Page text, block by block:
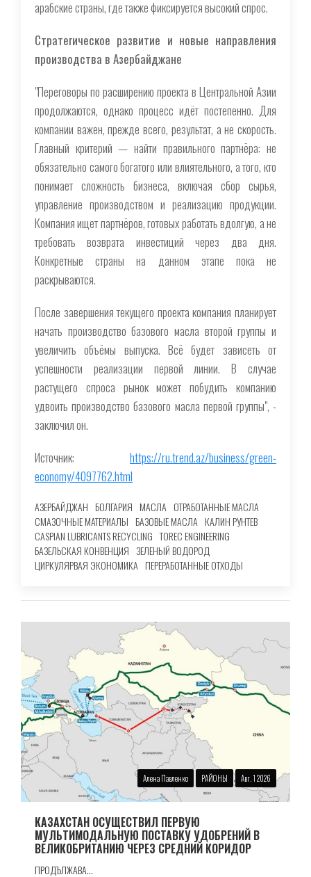
арабские страны, где также фиксируется высокий спрос.
Стратегическое развитие и новые направления
производства в Азербайджане
"Переговоры по расширению проекта в Центральной Азии
продолжаются, однако процесс идёт постепенно. Для
компании важен, прежде всего, результат, а не скорость.
Главный критерий — найти правильного партнёра: не
обязательно самого богатого или влиятельного, а того, кто
понимает сложность бизнеса, включая сбор сырья,
управление производством и реализацию продукции.
Компания ищет партнёров, готовых работать вдолгую, а не
требовать возврата инвестиций через два дня.
Конкретные страны на данном этапе пока не
раскрываются.
После завершения текущего проекта компания планирует
начать производство базового масла второй группы и
увеличить объёмы выпуска. Всё будет зависеть от
успешности реализации первой линии. В случае
растущего спроса рынок может побудить компанию
удвоить производство базового масла первой группы", -
заключил он.
Источник: https://ru.trend.az/business/green-
economy/4097762.html
АЗЕРБАЙДЖАН БОЛГАРИЯ МАСЛА ОТРАБОТАННЫЕ МАСЛА
СМАЗОЧНЫЕ МАТЕРИАЛЫ БАЗОВЫЕ МАСЛА КАЛИН РУНТЕВ
CASPIAN LUBRICANTS RECYCLING TOREC ENGINEERING
БАЗЕЛЬСКАЯ КОНВЕНЦИЯ ЗЕЛЕНЫЙ ВОДОРОД
ЦИРКУЛЯРВАЯ ЭКОНОМИКА ПЕРЕРАБОТАННЫЕ ОТХОДЫ
Алена Павленко РАЙОНЫ Авг. 1 2026
КАЗАХСТАН ОСУЩЕСТВИЛ ПЕРВУЮ
МУЛЬТИМОДАЛЬНУЮ ПОСТАВКУ УДОБРЕНИЙ В
ВЕЛИКОБРИТАНИЮ ЧЕРЕЗ СРЕДНИЙ КОРИДОР
ПРОДЪЛЖАВА...